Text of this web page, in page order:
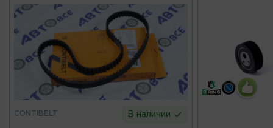
CONTIBELT В наличии